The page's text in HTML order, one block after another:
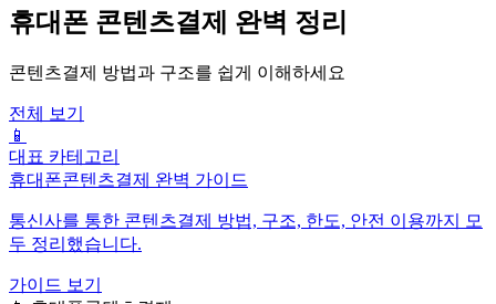
휴대폰 콘텐츠결제 완벽 정리
콘텐츠결제 방법과 구조를 쉽게 이해하세요
전체 보기
📱
대표 카테고리
휴대폰콘텐츠결제 완벽 가이드
통신사를 통한 콘텐츠결제 방법, 구조, 한도, 안전 이용까지 모
두 정리했습니다.
가이드 보기